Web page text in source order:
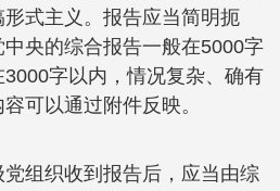
式主义。报告应当简明扼
央的综合报告一般在5000字
字以内，情况复杂、确有
可以通过附件反映。
组织收到报告后，应当由综